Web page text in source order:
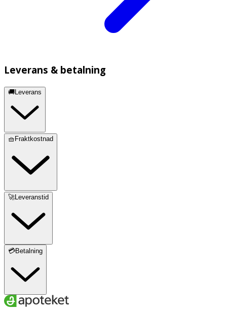
Leverans & betalning
🚚Leverans
🧺Fraktkostnad
🚀Leveranstid
💳Betalning